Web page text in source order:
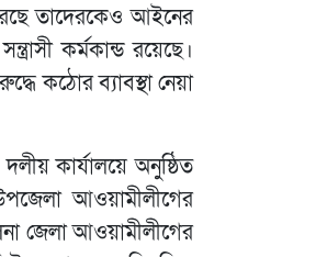
তাদেরকেও আইনের
কর্মকান্ড রয়েছে।
কঠোর ব্যাবস্থা নেয়া
কার্যালয়ে অনুষ্ঠিত
আওয়ামীলীগের
জেলা আওয়ামীলীগের